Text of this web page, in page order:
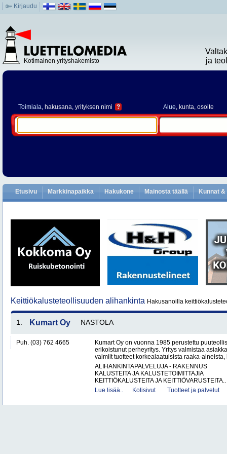
Kirjaudu
Kotimainen yrityshakemisto
ja
Toimiala, hakusana, yrityksen nimi ? Alue, kunta, osoite
Etusivu Markkinapaikka Hakukone Mainosta täällä Kunnat
Keittiökalusteteollisuuden alihankinta Hakusanoilla
1. Kumart Oy NASTOLA
Puh. (03) 762 4665
Kumart Oy on vuonna 1985 perustettu
erikoistunut perheyritys. Yritys valmistaa
valmiit tuotteet korkealaatuisista raaka-aineista,
ALIHANKINTAPALVELUJA - RAKENNUS
KALUSTEITA JA KALUSTETOIMITTAJIA
KEITTIÖKALUSTEITA JA KEITTIÖVARUSTEITA..
Lue lisää..
Kotisivut Tuotteet ja palvelut